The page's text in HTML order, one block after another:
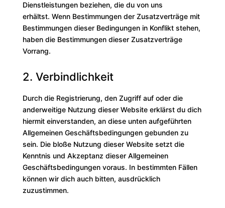
Dienstleistungen beziehen, die du von uns
erhältst. Wenn Bestimmungen der Zusatzverträge mit
Bestimmungen dieser Bedingungen in Konflikt stehen,
haben die Bestimmungen dieser Zusatzverträge
Vorrang.
2. Verbindlichkeit
Durch die Registrierung, den Zugriff auf oder die
anderweitige Nutzung dieser Website erklärst du dich
hiermit einverstanden, an diese unten aufgeführten
Allgemeinen Geschäftsbedingungen gebunden zu
sein. Die bloße Nutzung dieser Website setzt die
Kenntnis und Akzeptanz dieser Allgemeinen
Geschäftsbedingungen voraus. In bestimmten Fällen
können wir dich auch bitten, ausdrücklich
zuzustimmen.